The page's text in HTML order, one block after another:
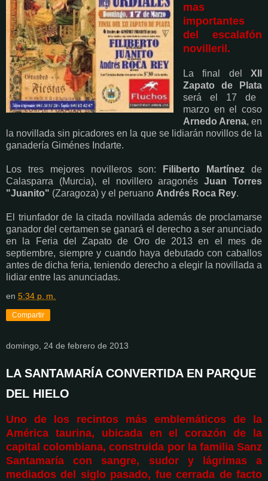
mas
importantes
del escalafón
novilleril.
La final del XII
Zapato de Plata
será el 17 de
marzo en el coso
Arnedo Arena, en
la novillada sin picadores en la que se lidiarán novillos de la
ganadería Giménes Indarte.
Los tres mejores novilleros son: Filiberto Martínez de
Calasparra (Murcia), el novillero aragonésJuan Torres
"Juanito" (Zaragoza) y el peruano Andrés Roca Rey.
El triunfador de la citada novillada además de proclamarse
ganador del certamen se ganará el derecho a ser anunciado
en la Feria del Zapato de Oro de 2013 en el mes de
septiembre, siempre y cuando haya debutado con caballos
antes de dicha feria, teniendo derecho a elegir la novillada a
lidiar entre las anunciadas.
en 5:34 p. m.
Compartir
domingo, 24 de febrero de 2013
LA SANTAMARÍA CONVERTIDA EN PARQUE
DEL HIELO
Uno de los recintos más emblemáticos de la
América taurina, ubicada en el corazón de la
capital colombiana, construida por la familia Sanz
Santamaría con sangre, sudor y lágrimas a
mediados del siglo pasado, fue cerrada de facto